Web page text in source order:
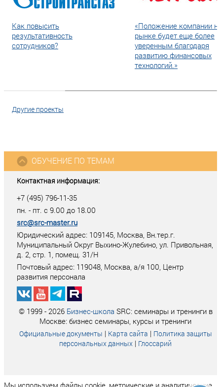
Как повысить
результативность
сотрудников?
«Положение компании
рынке будет еще более
уверенным благодаря
развитию финансовых
технологий.»
Другие проекты
Контактная информация:
+7 (495) 796-11-35
пн. - пт. с 9.00 до 18.00
src@src-master.ru
Юридический адрес: 109145, Москва, Вн.тер.г.
Муниципальный Округ Выхино-Жулебино, ул. Привольная,
д. 2, стр. 1, помещ. 31/Н
Почтовый адрес: 119048, Москва, а/я 100, Центр
развития персонала
ОБУЧЕНИЕ ПО ТЕМАМ
© 1999 - 2026 Бизнес-школа SRC: семинары и тренинги в
Москве: бизнес семинары, курсы и тренинги
Официальные документы | Карта сайта | Политика защиты
персональных данных | Глоссарий
Мы используем файлы cookie, метрические и аналитические